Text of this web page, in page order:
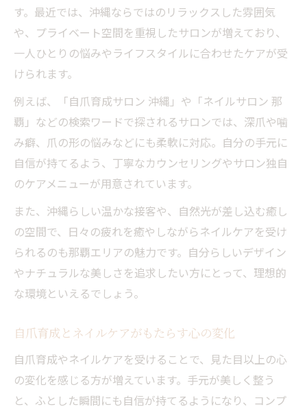
自爪育成沖縄で実感できる美爪への変化
ネイルケアがもたらす自信と前向きな毎日
健康な自爪育成が叶うネイルケアの魅力
ネイルケアで自爪育成を始めるメリットと
は
沖縄の自爪育成サロンが選ばれる理由
自爪育成那覇で手に入る健康的な美爪
ネイルサロン那覇で叶える自然な指先美
ハンドケアを通じた美しい指先の作り方
ネイルケアとハンドケアで美しい指先を目
指す
ハンドケアサロン沖縄の施術ポイント紹介
爪を整えるだけで変わる指先の印象とは
自爪育成とハンドケアの相乗効果を実感
那覇における信頼できるサロン選びの極意
ネイルケアが得意な那覇のサロン選び方
す。最近では、沖縄ならではのリラックスした雰囲気
や、プライベート空間を重視したサロンが増えており、
一人ひとりの悩みやライフスタイルに合わせたケアが受
けられます。
例えば、「自爪育成サロン 沖縄」や「ネイルサロン 那
覇」などの検索ワードで探されるサロンでは、深爪や噛
み癖、爪の形の悩みなどにも柔軟に対応。自分の手元に
自信が持てるよう、丁寧なカウンセリングやサロン独自
のケアメニューが用意されています。
また、沖縄らしい温かな接客や、自然光が差し込む癒し
の空間で、日々の疲れを癒やしながらネイルケアを受け
られるのも那覇エリアの魅力です。自分らしいデザイン
やナチュラルな美しさを追求したい方にとって、理想的
な環境といえるでしょう。
自爪育成とネイルケアがもたらす心の変化
自爪育成やネイルケアを受けることで、見た目以上の心
の変化を感じる方が増えています。手元が美しく整う
と、ふとした瞬間にも自信が持てるようになり、コンプ